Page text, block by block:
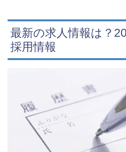
最新の求人情報は？
採用情報